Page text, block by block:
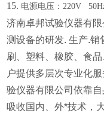
15. 电源电压：220V
济南卓邦试验仪器有
测设备的研发. 生产.销
刷、塑料、橡胶、食
户提供多层次专业化
验仪器有限公司依靠
吸收国内、外*技术，